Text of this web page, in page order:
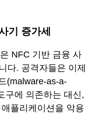
기 증가세
NFC 기반 금융 사
다. 공격자들은 이제
(malware-as-a-
구에 의존하는 대신,
플리케이션을 악용